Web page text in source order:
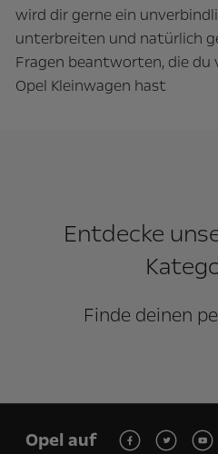
wird dir gerne ein
unterbreiten und natürlich
Fragen beantworten, die du
Opel Kleinwagen hast
Entdecke
Finde deinen
Opel auf